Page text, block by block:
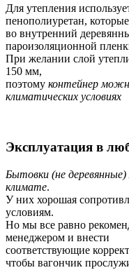
Для утепления
пенополиуретан,
во внутренний
пароизоляционной
При желании слой
150 мм,
поэтому контейнер
климатических условиях
Эксплуатация в
Бытовки (не
климате.
У них хорошая
условиям.
Но мы все равно
менеджером и внести
соответствующие
чтобы вагончик